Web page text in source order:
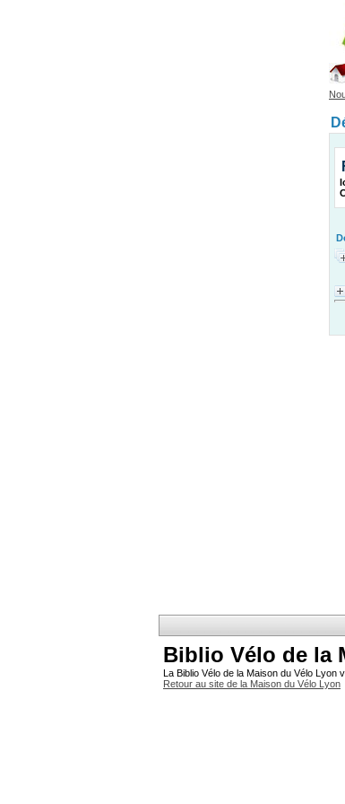
Biblio Vélo de la
La Biblio Vélo de la Maison du Vélo
Retour au site de la Maison du Vélo Lyon